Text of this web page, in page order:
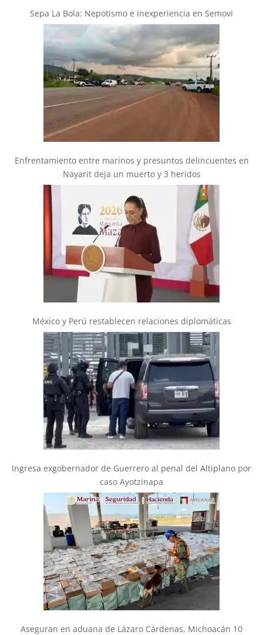
Sepa La Bola: Nepotismo e inexperiencia en Semovi
Enfrentamiento entre marinos y presuntos delincuentes en
Nayarit deja un muerto y 3 heridos
México y Perú restablecen relaciones diplomáticas
Ingresa exgobernador de Guerrero al penal del Altiplano por
caso Ayotzinapa
Aseguran en aduana de Lázaro Cárdenas, Michoacán 10